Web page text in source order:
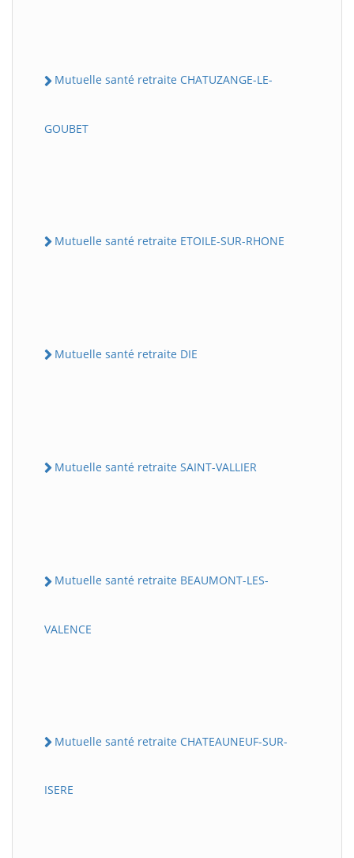
Mutuelle santé retraite CHATUZANGE-LE-
GOUBET
Mutuelle santé retraite ETOILE-SUR-RHONE
Mutuelle santé retraite DIE
Mutuelle santé retraite SAINT-VALLIER
Mutuelle santé retraite BEAUMONT-LES-
VALENCE
Mutuelle santé retraite CHATEAUNEUF-SUR-
ISERE